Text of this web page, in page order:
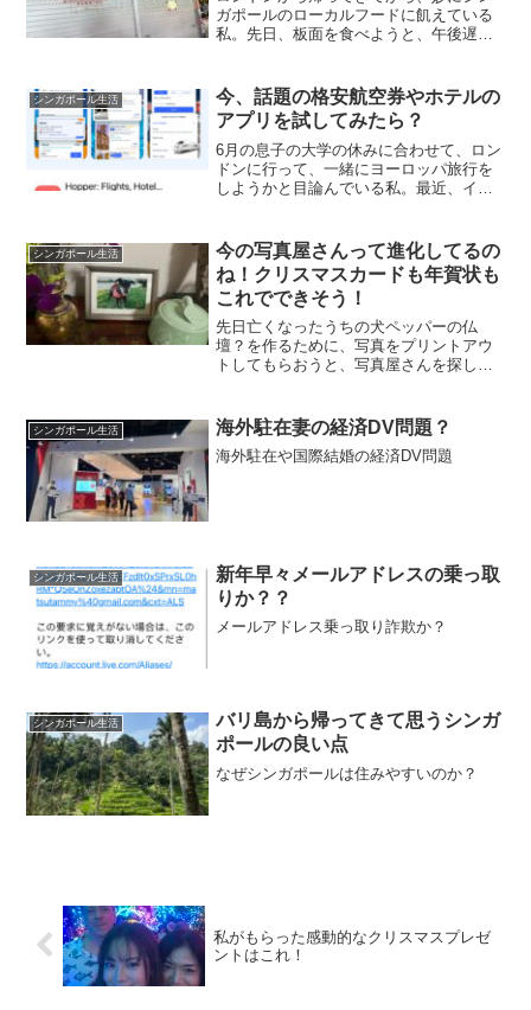
ガポールのローカルフードに飢えている
私。先日、板面を食べようと、午後遅く
あり、やっと餃子が食べられたが、2つし
か食べなかったの...
シンガポール生活
今、話題の格安航空券やホテルの
アプリを試してみたら？
6月の息子の大学の休みに合わせて、ロン
ドンに行って、一緒にヨーロッパ旅行を
しようかと目論んでいる私。最近、イン
アプリを入れてみました。とりあえず、6
月中旬から月末...
シンガポール生活
今の写真屋さんって進化してるの
ね！クリスマスカードも年賀状も
これでできそう！
先日亡くなったうちの犬ペッパーの仏
壇？を作るために、写真をプリントアウ
トしてもらおうと、写真屋さんを探した
のサイズに合わせて写真をプリントアウ
トしても...
シンガポール生活 海外駐在妻の経済DV問題？
海外駐在や国際結婚の経済DV問題
シンガポール生活
新年早々メールアドレスの乗っ取
りか？？
メールアドレス乗っ取り詐欺か？
シンガポール生活
バリ島から帰ってきて思うシンガ
ポールの良い点
なぜシンガポールは住みやすいのか？
私がもらった感動的なクリスマスプレゼ
ントはこれ！